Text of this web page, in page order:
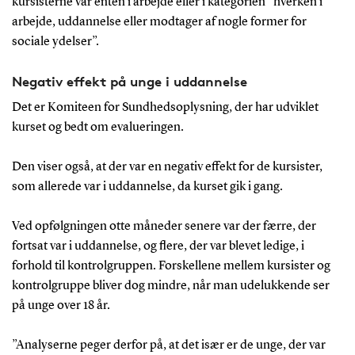
arbejde, uddannelse eller modtager af nogle former for
sociale ydelser”.
Negativ effekt på unge i uddannelse
Det er Komiteen for Sundhedsoplysning, der har udviklet
kurset og bedt om evalueringen.
Den viser også, at der var en negativ effekt for de kursister,
som allerede var i uddannelse, da kurset gik i gang.
Ved opfølgningen otte måneder senere var der færre, der
fortsat var i uddannelse, og flere, der var blevet ledige, i
forhold til kontrolgruppen. Forskellene mellem kursister og
kontrolgruppe bliver dog mindre, når man udelukkende ser
på unge over 18 år.
”Analyserne peger derfor på, at det især er de unge, der var